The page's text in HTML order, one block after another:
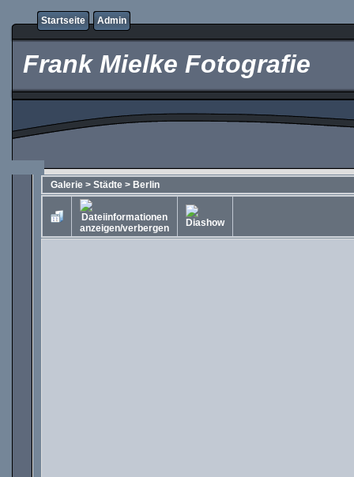
Startseite Admin
Frank Mielke Fotografie
Galerie > Städte > Berlin